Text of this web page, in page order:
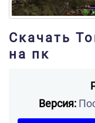
Скачать
на пк
Версия: